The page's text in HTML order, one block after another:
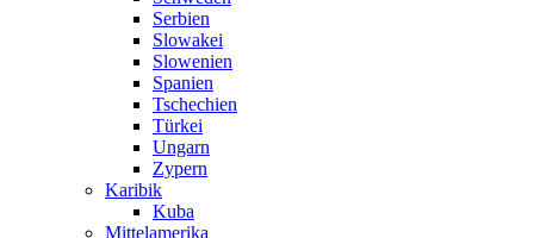
Serbien
Slowakei
Slowenien
Spanien
Tschechien
Türkei
Ungarn
Zypern
Karibik
Kuba
Mittelamerika